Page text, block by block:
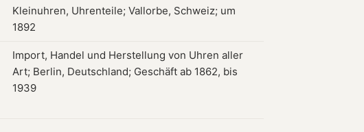
Kleinuhren, Uhrenteile; Vallorbe, Schweiz; um
1892
Import, Handel und Herstellung von Uhren aller
Art; Berlin, Deutschland; Geschäft ab 1862, bis
1939